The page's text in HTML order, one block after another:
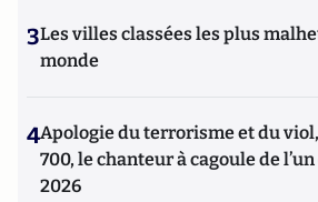
3Les villes classées les plus
monde
4Apologie du terrorisme et du
700, le chanteur à cagoule de
2026